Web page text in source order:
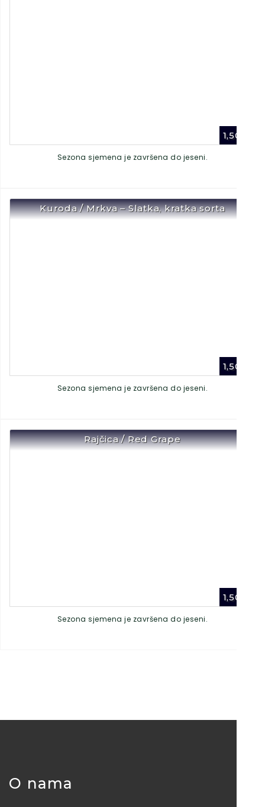
1,50
Sezona sjemena je završena do jeseni.
Kuroda / Mrkva – Slatka, kratka sorta
1,50
Sezona sjemena je završena do jeseni.
Rajčica / Red Grape
1,50
Sezona sjemena je završena do jeseni.
O nama